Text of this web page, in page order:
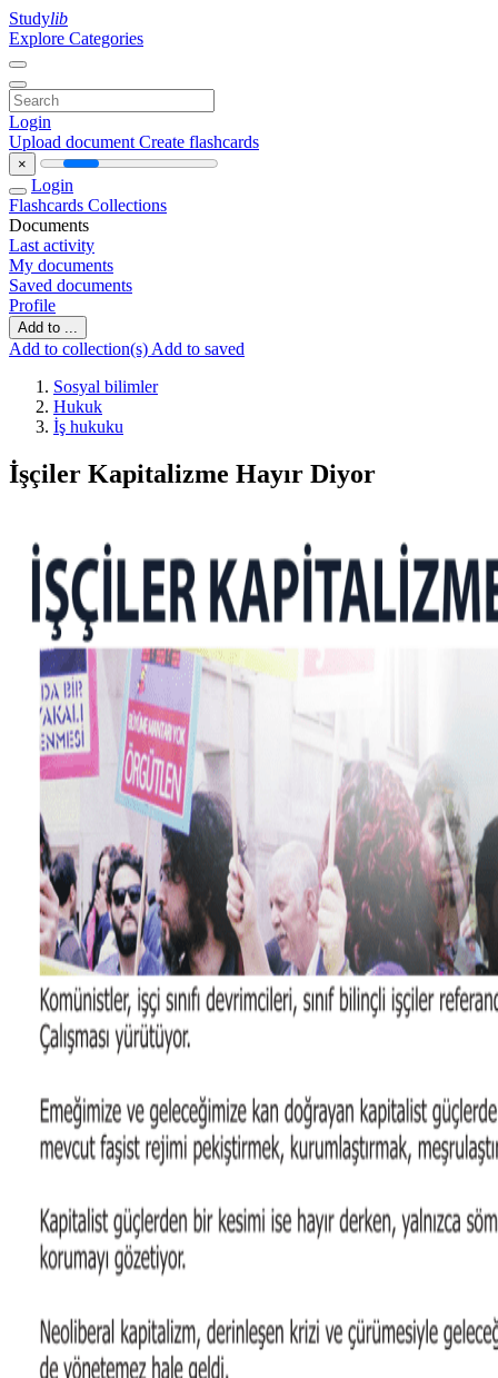
Studylib
Explore Categories
Login
Upload document Create flashcards
×
Login
Flashcards Collections
Documents
Last activity
My documents
Saved documents
Profile
Add to ...
Add to collection(s) Add to saved
Sosyal bilimler
Hukuk
İş hukuku
İşçiler Kapitalizme Hayır Diyor